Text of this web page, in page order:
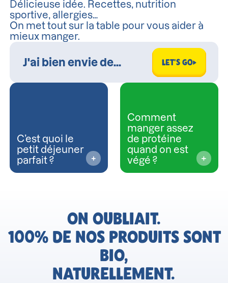
Délicieuse idée. Recettes, nutrition
sportive, allergies…
On met tout sur la table pour vous aider à
mieux manger.
LET'S GO
C’est quoi le
petit déjeuner
parfait ?
Comment
manger assez
de protéine
quand on est
végé ?
ON OUBLIAIT.
100% DE NOS PRODUITS SONT
BIO,
NATURELLEMENT.